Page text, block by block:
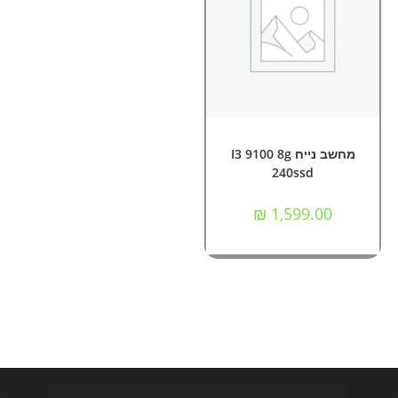
מחשב נייח I3 9100 8g
240ssd
₪ 1,599.00